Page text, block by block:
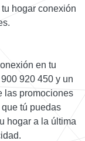
hogar conexión
en tu
920 450 y un
las promociones
tú puedas
hogar a la última